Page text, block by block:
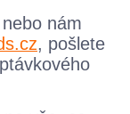
nebo nám
, pošlete